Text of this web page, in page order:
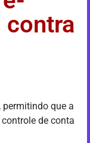
contra
permitindo que a
de conta